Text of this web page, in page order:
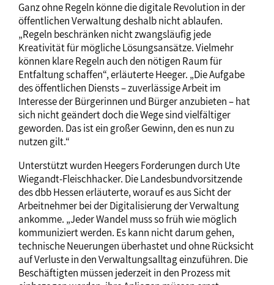
Ganz ohne Regeln könne die digitale Revolution in der
öffentlichen Verwaltung deshalb nicht ablaufen.
„Regeln beschränken nicht zwangsläufig jede
Kreativität für mögliche Lösungsansätze. Vielmehr
können klare Regeln auch den nötigen Raum für
Entfaltung schaffen“, erläuterte Heeger. „Die Aufgabe
des öffentlichen Diensts – zuverlässige Arbeit im
Interesse der Bürgerinnen und Bürger anzubieten – hat
sich nicht geändert doch die Wege sind vielfältiger
geworden. Das ist ein großer Gewinn, den es nun zu
nutzen gilt.“
Unterstützt wurden Heegers Forderungen durch Ute
Wiegandt-Fleischhacker. Die Landesbundvorsitzende
des dbb Hessen erläuterte, worauf es aus Sicht der
Arbeitnehmer bei der Digitalisierung der Verwaltung
ankomme. „Jeder Wandel muss so früh wie möglich
kommuniziert werden. Es kann nicht darum gehen,
technische Neuerungen überhastet und ohne Rücksicht
auf Verluste in den Verwaltungsalltag einzuführen. Die
Beschäftigten müssen jederzeit in den Prozess mit